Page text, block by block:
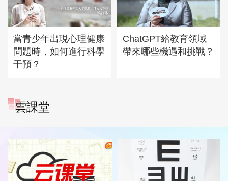
當青少年出現心理健康
問題時，如何進行科學
干預？
ChatGPT給教育領域
帶來哪些機遇和挑戰？
雲課堂